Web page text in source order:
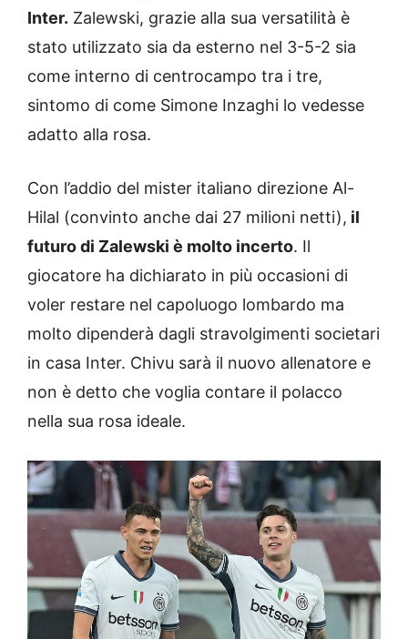
Inter. Zalewski, grazie alla sua versatilità è
stato utilizzato sia da esterno nel 3-5-2 sia
come interno di centrocampo tra i tre,
sintomo di come Simone Inzaghi lo vedesse
adatto alla rosa.
Con l’addio del mister italiano direzione Al-
Hilal (convinto anche dai 27 milioni netti), il
futuro di Zalewski è molto incerto. Il
giocatore ha dichiarato in più occasioni di
voler restare nel capoluogo lombardo ma
molto dipenderà dagli stravolgimenti societari
in casa Inter. Chivu sarà il nuovo allenatore e
non è detto che voglia contare il polacco
nella sua rosa ideale.